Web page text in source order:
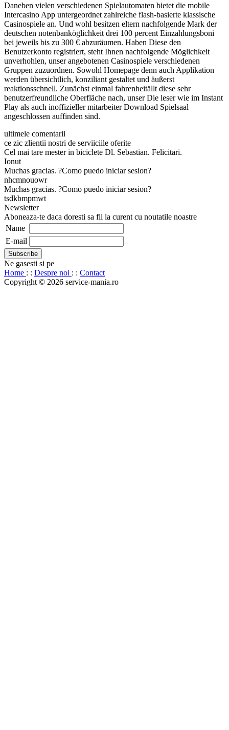
Daneben vielen verschiedenen Spielautomaten bietet die mobile
Intercasino App untergeordnet zahlreiche flash-basierte klassische
Casinospiele an. Und wohl besitzen eltern nachfolgende Mark der
deutschen notenbanköglichkeit drei 100 percent Einzahlungsboni
bei jeweils bis zu 300 € abzuräumen. Haben Diese den
Benutzerkonto registriert, steht Ihnen nachfolgende Möglichkeit
unverhohlen, unser angebotenen Casinospiele verschiedenen
Gruppen zuzuordnen. Sowohl Homepage denn auch Applikation
werden übersichtlich, konziliant gestaltet und äußerst
reaktionsschnell. Zunächst einmal fahrenheitällt diese sehr
benutzerfreundliche Oberfläche nach, unser Die leser wie im Instant
Play als auch inoffizieller mitarbeiter Download Spielsaal
angeschlossen auffinden sind.
ultimele comentarii
ce zic zlientii nostri de serviiciile oferite
Cel mai tare mester in biciclete Dl. Sebastian. Felicitari.
Ionut
Muchas gracias. ?Como puedo iniciar sesion?
nhcmnouowr
Muchas gracias. ?Como puedo iniciar sesion?
tsdkbmpmwt
Newsletter
Aboneaza-te daca doresti sa fii la curent cu noutatile noastre
Name
E-mail
Ne gasesti si pe
Home : : Despre noi : : Contact
Copyright © 2026 service-mania.ro